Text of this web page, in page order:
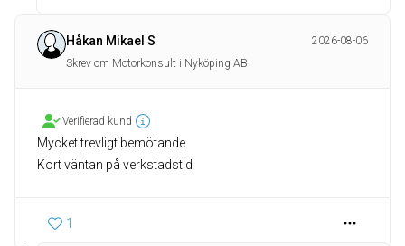
Håkan Mikael S
2026-08-06
Skrev om Motorkonsult i Nyköping AB
Verifierad kund
Mycket trevligt bemötande
Kort väntan på verkstadstid
1